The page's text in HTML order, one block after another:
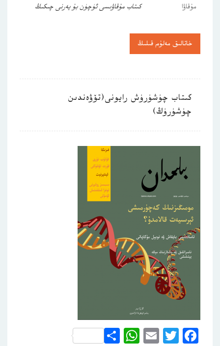
مۇقاۋا
كىتاب مۇقاۋىسى ئۈچۈن بۇ يەرنى چىكىڭ
خاتالىق مەلۇم قىلىڭ
كىتاب چۈشۈرۈش رايونى(تۆۋەندىن
چۈشۈرۈڭ)
Facebook
Twitter
Email
WhatsApp
Share